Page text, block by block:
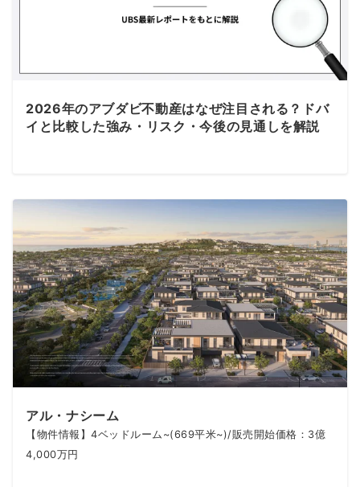
2026年のアブダビ不動産はなぜ注目される？ドバ
イと比較した強み・リスク・今後の見通しを解説
アル・ナシーム
【物件情報】4ベッドルーム~(669平米~)/販売開始価格：3億
4,000万円